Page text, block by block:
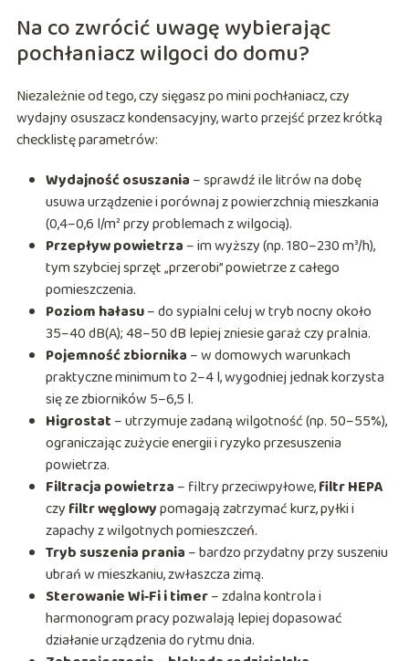
Na co zwrócić uwagę wybierając
pochłaniacz wilgoci do domu?
Niezależnie od tego, czy sięgasz po mini pochłaniacz, czy
wydajny osuszacz kondensacyjny, warto przejść przez krótką
checklistę parametrów:
Wydajność osuszania – sprawdź ile litrów na dobę
usuwa urządzenie i porównaj z powierzchnią mieszkania
(0,4–0,6 l/m² przy problemach z wilgocią).
Przepływ powietrza – im wyższy (np. 180–230 m³/h),
tym szybciej sprzęt „przerobi” powietrze z całego
pomieszczenia.
Poziom hałasu– do sypialni celuj w tryb nocny około
35–40 dB(A); 48–50 dB lepiej zniesie garaż czy pralnia.
Pojemność zbiornika – w domowych warunkach
praktyczne minimum to 2–4 l, wygodniej jednak korzysta
się ze zbiorników 5–6,5 l.
Higrostat – utrzymuje zadaną wilgotność (np. 50–55%),
ograniczając zużycie energii i ryzyko przesuszenia
powietrza.
Filtracja powietrza – filtry przeciwpyłowe,filtr HEPA
czy filtr węglowypomagają zatrzymać kurz, pyłki i
zapachy z wilgotnych pomieszczeń.
Tryb suszenia prania – bardzo przydatny przy suszeniu
ubrań w mieszkaniu, zwłaszcza zimą.
Sterowanie Wi‑Fi i timer– zdalna kontrola i
harmonogram pracy pozwalają lepiej dopasować
działanie urządzenia do rytmu dnia.